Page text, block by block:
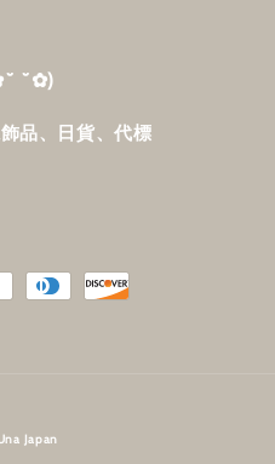
˘✿)
品、日貨、代標
Japan